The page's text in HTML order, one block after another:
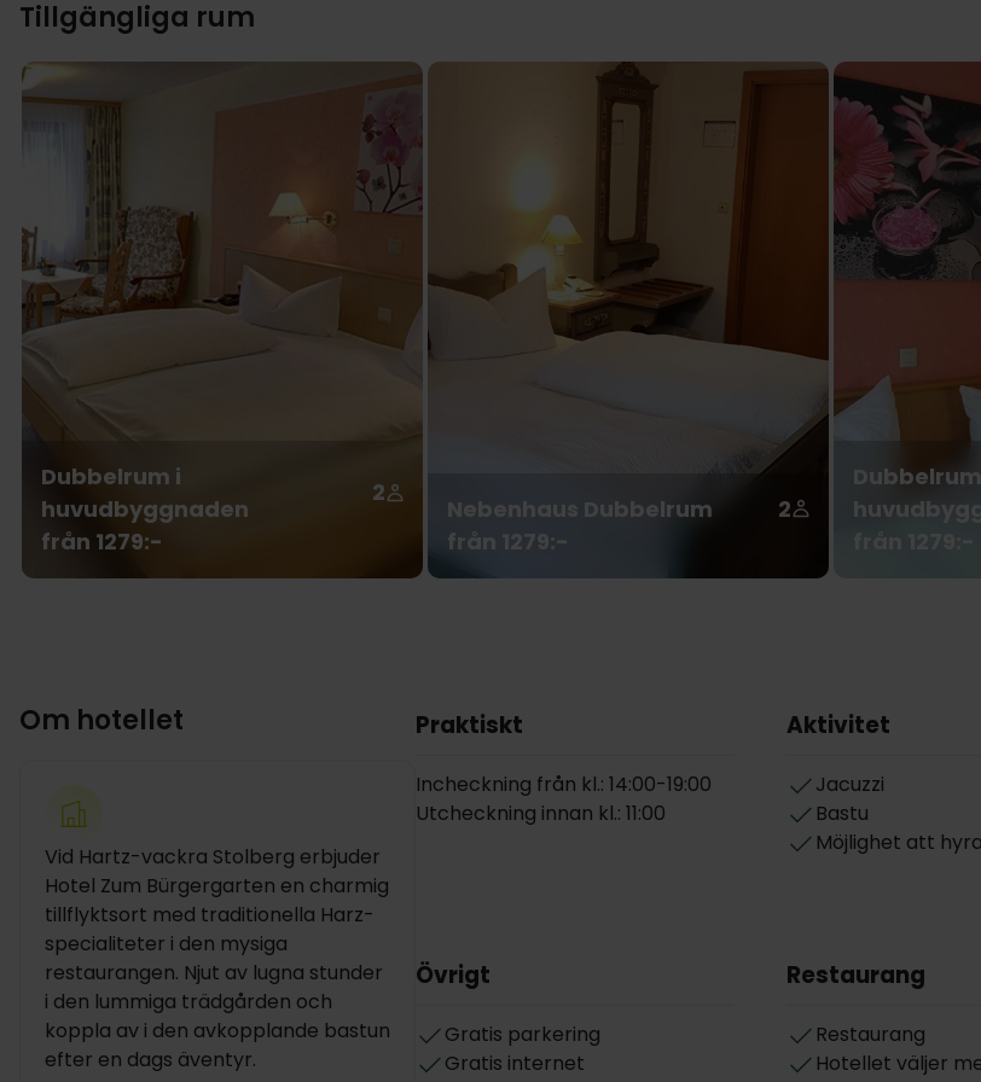
Tillgängliga rum
Dubbelrum i
huvudbyggnaden
2
från 1279:-
Nebenhaus Dubbelrum
2
från 1279:-
Om hotellet
Vid Hartz-vackra Stolberg erbjuder
Hotel Zum Bürgergarten en charmig
tillflyktsort med traditionella Harz-
specialiteter i den mysiga
restaurangen. Njut av lugna stunder
i den lummiga trädgården och
koppla av i den avkopplande bastun
efter en dags äventyr.
Praktiskt
Incheckning från kl.: 14:00-19:00
Utcheckning innan kl.: 11:00
Aktivitet
Jacuzzi
Bastu
Möjlighet att hyra
Övrigt
Gratis parkering
Gratis internet
Restaurang
Restaurang
Hotellet väljer